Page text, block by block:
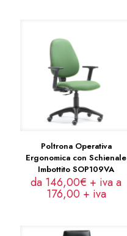
Poltrona Operativa
Ergonomica con Schienale
Imbottito SOP109VA
da 146,00€ + iva a
176,00 + iva